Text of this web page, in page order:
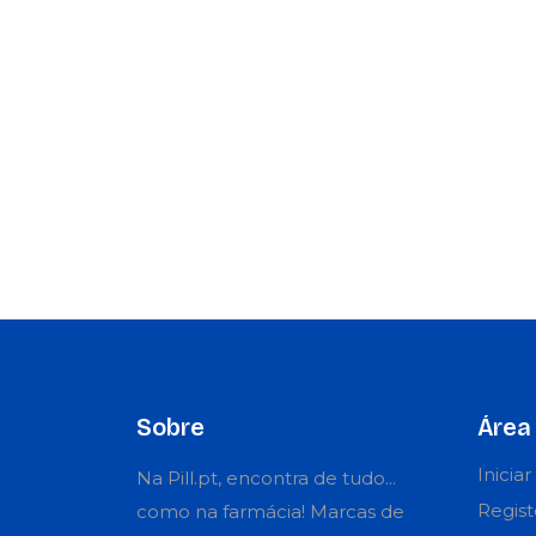
Sobre
Na Pill.pt, encontra de tudo...
como na farmácia! Marcas de
Iniciar